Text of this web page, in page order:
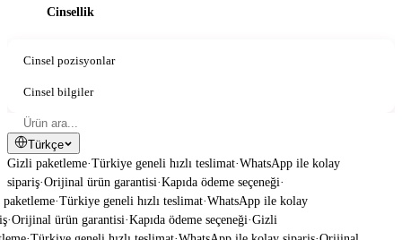
Cinsellik
Cinsel pozisyonlar
Cinsel bilgiler
Türkçe
Gizli paketleme·Türkiye geneli hızlı teslimat·WhatsApp ile kolay
sipariş·Orijinal ürün garantisi·Kapıda ödeme seçeneği·
·Türkiye geneli hızlı teslimat·WhatsApp ile kolay
·Orijinal ürün garantisi·Kapıda ödeme seçeneği·Gizli